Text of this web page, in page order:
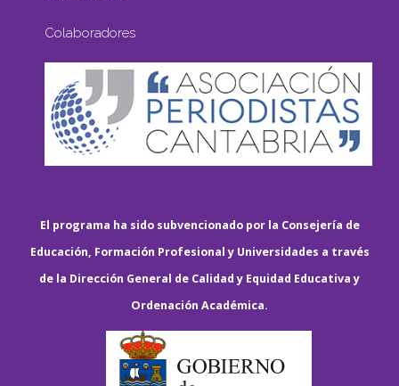
Colaboradores
El programa ha sido subvencionado por la Consejería de
Educación, Formación Profesional y Universidades a través
de la Dirección General de Calidad y Equidad Educativa y
Ordenación Académica.